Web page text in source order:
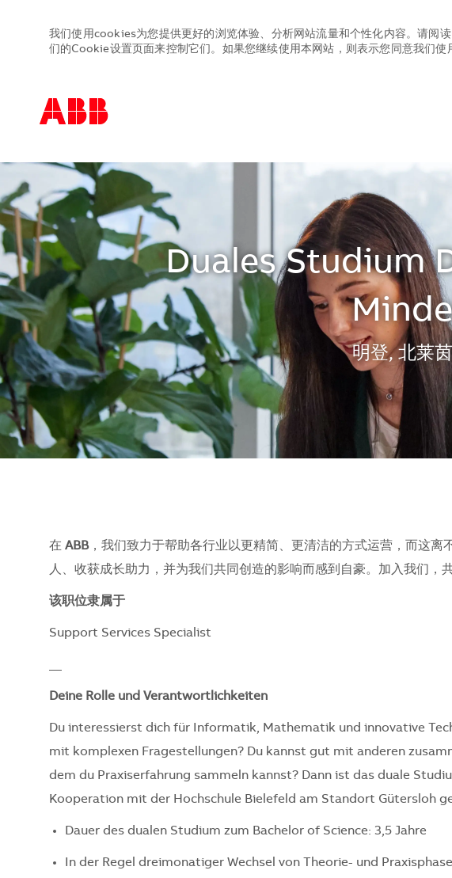
我们使用cookies为您提供更好的浏览体验、分析网站流量和个性化内容。请阅
们的Cookie设置页面来控制它们。如果您继续使用本网站，则表示您同意我们使
Duales Studium
地点
明登, 北莱
在 ABB，我们致力于帮助各行业以更精简、更清洁的方式运营，而这离
人、收获成长助力，并为我们共同创造的影响而感到自豪。加入我们，
该职位隶属于
Support Services Specialist
Deine Rolle und Verantwortlichkeiten
Du interessierst dich für Informatik, Mathematik und innovative
mit komplexen Fragestellungen? Du kannst gut mit anderen
dem du Praxiserfahrung sammeln kannst? Dann ist das duale
Kooperation mit der Hochschule Bielefeld am Standort Gütersloh
Dauer des dualen Studium zum Bachelor of Science: 3,5 Jahre
In der Regel dreimonatiger Wechsel von Theorie- und